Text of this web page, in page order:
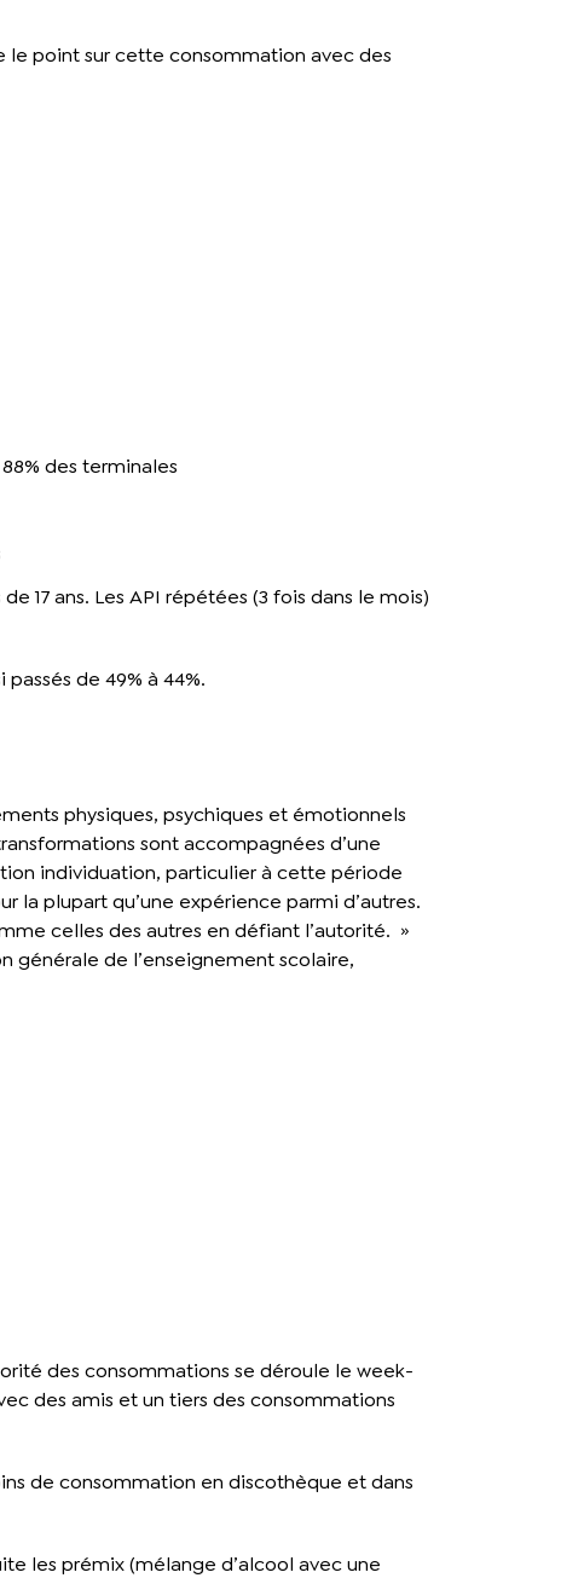
le point sur cette consommation avec des
des terminales
17 ans. Les API répétées (3 fois dans le mois)
de 49% à 44%.
physiques, psychiques et émotionnels
sont accompagnées d’une
individuation, particulier à cette période
la plupart qu’une expérience parmi d’autres.
celles des autres en défiant l’autorité. »
générale de l’enseignement scolaire,
des consommations se déroule le week-
des amis et un tiers des consommations
de consommation en discothèque et dans
les prémix (mélange d’alcool avec une